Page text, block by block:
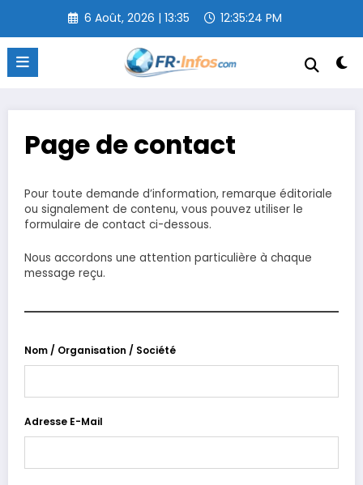
contenu
6 Août, 2026 | 13:35 12:35:24 PM
Page de contact
Pour toute demande d’information, remarque éditoriale
ou signalement de contenu, vous pouvez utiliser le
formulaire de contact ci-dessous.
Nous accordons une attention particulière à chaque
message reçu.
Nom / Organisation / Société
Adresse E-Mail